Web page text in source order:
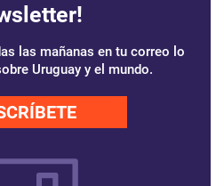
las mañanas en tu correo lo
Uruguay y el mundo.